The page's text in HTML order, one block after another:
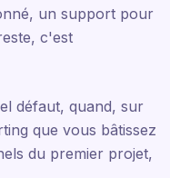
un support pour
c'est
défaut, quand, sur
que vous bâtissez
du premier projet,